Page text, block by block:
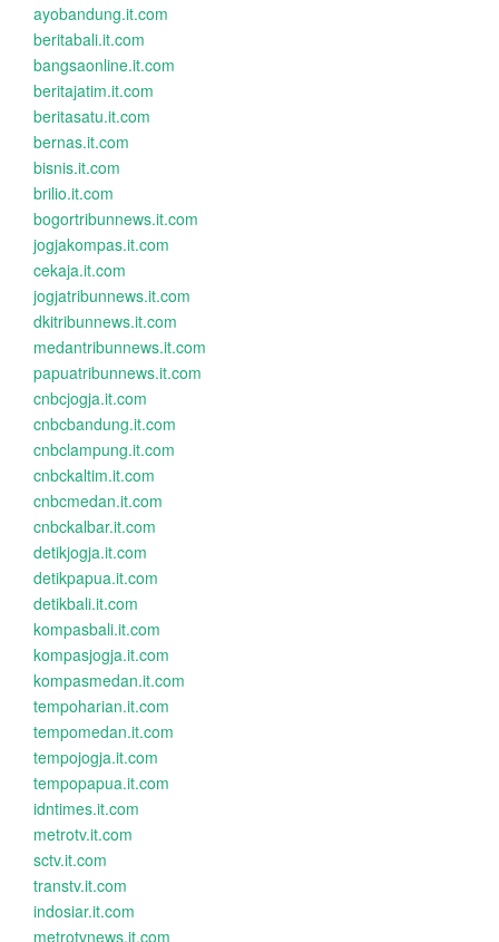
ayobandung.it.com
beritabali.it.com
bangsaonline.it.com
beritajatim.it.com
beritasatu.it.com
bernas.it.com
bisnis.it.com
brilio.it.com
bogortribunnews.it.com
jogjakompas.it.com
cekaja.it.com
jogjatribunnews.it.com
dkitribunnews.it.com
medantribunnews.it.com
papuatribunnews.it.com
cnbcjogja.it.com
cnbcbandung.it.com
cnbclampung.it.com
cnbckaltim.it.com
cnbcmedan.it.com
cnbckalbar.it.com
detikjogja.it.com
detikpapua.it.com
detikbali.it.com
kompasbali.it.com
kompasjogja.it.com
kompasmedan.it.com
tempoharian.it.com
tempomedan.it.com
tempojogja.it.com
tempopapua.it.com
idntimes.it.com
metrotv.it.com
sctv.it.com
transtv.it.com
indosiar.it.com
metrotvnews.it.com